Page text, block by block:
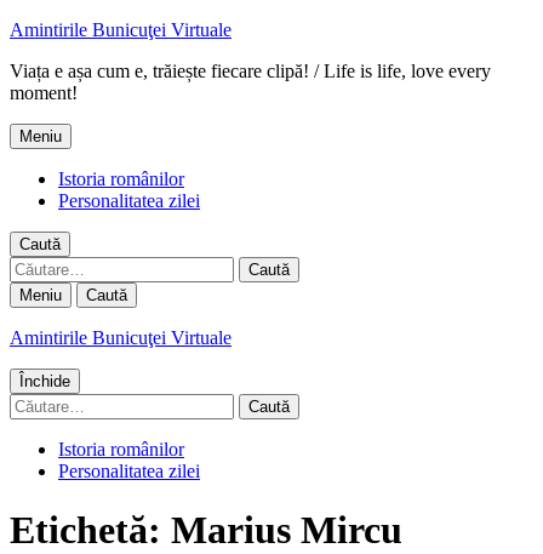
Amintirile Bunicuţei Virtuale
Viața e așa cum e, trăiește fiecare clipă! / Life is life, love every
moment!
Meniu
Istoria românilor
Personalitatea zilei
Caută
Caută
după:
Meniu Caută
Amintirile Bunicuţei Virtuale
Închide
Caută
după:
Istoria românilor
Personalitatea zilei
Etichetă: Marius Mircu